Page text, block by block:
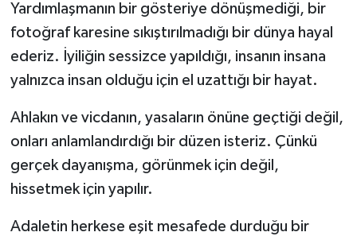
Yardımlaşmanın bir gösteriye dönüşmediği, bir
fotoğraf karesine sıkıştırılmadığı bir dünya hayal
ederiz. İyiliğin sessizce yapıldığı, insanın insana
yalnızca insan olduğu için el uzattığı bir hayat.
Ahlakın ve vicdanın, yasaların önüne geçtiği değil,
onları anlamlandırdığı bir düzen isteriz. Çünkü
gerçek dayanışma, görünmek için değil,
hissetmek için yapılır.
Adaletin herkese eşit mesafede durduğu bir